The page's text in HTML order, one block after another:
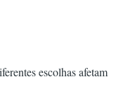
escolhas afetam